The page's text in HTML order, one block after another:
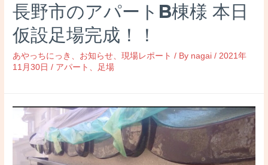
長野市のアパートB棟様 本日
仮設足場完成！！
あやっちにっき 、 お知らせ、現場レポート / By nagai /2021年
11月30日 / アパート 、 足場